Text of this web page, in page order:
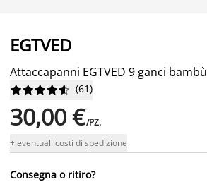
EGTVED
Attaccapanni EGTVED 9 ganci bambù





 (61)
30,00 €/PZ.
+ eventuali costi di spedizione
Consegna o ritiro?